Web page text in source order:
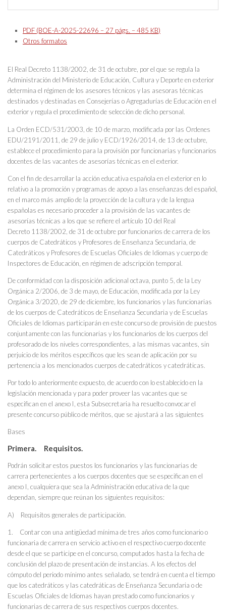
PDF (BOE-A-2025-22696 – 27 págs. – 485 KB)
Otros formatos
El Real Decreto 1138/2002, de 31 de octubre, por el que se regula la
Administración del Ministerio de Educación, Cultura y Deporte en exterior
determina el régimen de los asesores técnicos y las asesoras técnicas
destinados y destinadas en Consejerías o Agregadurías de Educación en el
exterior y regula el procedimiento de selección de dicho personal.
La Orden ECD/531/2003, de 10 de marzo, modificada por las Ordenes
EDU/2191/2011, de 29 de julio y ECD/1926/2014, de 13 de octubre,
establece el procedimiento para la provisión por funcionarias y funcionarios
docentes de las vacantes de asesorías técnicas en el exterior.
Con el fin de desarrollar la acción educativa española en el exterior en lo
relativo a la promoción y programas de apoyo a las enseñanzas del español,
en el marco más amplio de la proyección de la cultura y de la lengua
españolas es necesario proceder a la provisión de las vacantes de
asesorías técnicas a los que se refiere el artículo 10 del Real
Decreto 1138/2002, de 31 de octubre por funcionarios de carrera de los
cuerpos de Catedráticos y Profesores de Enseñanza Secundaria, de
Catedráticos y Profesores de Escuelas Oficiales de Idiomas y cuerpo de
Inspectores de Educación, en régimen de adscripción temporal.
De conformidad con la disposición adicional octava, punto 5, de la Ley
Orgánica 2/2006, de 3 de mayo, de Educación, modificada por la Ley
Orgánica 3/2020, de 29 de diciembre, los funcionarios y las funcionarias
de los cuerpos de Catedráticos de Enseñanza Secundaria y de Escuelas
Oficiales de Idiomas participarán en este concurso de provisión de puestos
conjuntamente con las funcionarias y los funcionarios de los cuerpos del
profesorado de los niveles correspondientes, a las mismas vacantes, sin
perjuicio de los méritos específicos que les sean de aplicación por su
pertenencia a los mencionados cuerpos de catedráticos y catedráticas.
Por todo lo anteriormente expuesto, de acuerdo con lo establecido en la
legislación mencionada y para poder proveer las vacantes que se
especifican en el anexo I, esta Subsecretaria ha resuelto convocar el
presente concurso público de méritos, que se ajustará a las siguientes
Bases
Primera. Requisitos.
Podrán solicitar estos puestos los funcionarios y las funcionarias de
carrera pertenecientes a los cuerpos docentes que se especifican en el
anexo I, cualquiera que sea la Administración educativa de la que
dependan, siempre que reúnan los siguientes requisitos:
A) Requisitos generales de participación.
1. Contar con una antigüedad mínima de tres años como funcionario o
funcionaria de carrera en servicio activo en el respectivo cuerpo docente
desde el que se participe en el concurso, computados hasta la fecha de
conclusión del plazo de presentación de instancias. A los efectos del
cómputo del periodo mínimo antes señalado, se tendrá en cuenta el tiempo
que los catedráticos y las catedráticas de Enseñanza Secundaria o de
Escuelas Oficiales de Idiomas hayan prestado como funcionarios y
funcionarias de carrera de sus respectivos cuerpos docentes.